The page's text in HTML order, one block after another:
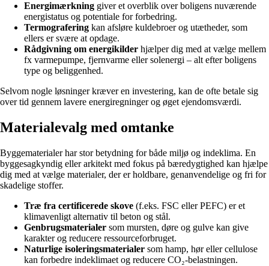
Energimærkning giver et overblik over boligens nuværende
energistatus og potentiale for forbedring.
Termografering kan afsløre kuldebroer og utætheder, som
ellers er svære at opdage.
Rådgivning om energikilder hjælper dig med at vælge mellem
fx varmepumpe, fjernvarme eller solenergi – alt efter boligens
type og beliggenhed.
Selvom nogle løsninger kræver en investering, kan de ofte betale sig
over tid gennem lavere energiregninger og øget ejendomsværdi.
Materialevalg med omtanke
Byggematerialer har stor betydning for både miljø og indeklima. En
byggesagkyndig eller arkitekt med fokus på bæredygtighed kan hjælpe
dig med at vælge materialer, der er holdbare, genanvendelige og fri for
skadelige stoffer.
Træ fra certificerede skove (f.eks. FSC eller PEFC) er et
klimavenligt alternativ til beton og stål.
Genbrugsmaterialer som mursten, døre og gulve kan give
karakter og reducere ressourceforbruget.
Naturlige isoleringsmaterialer som hamp, hør eller cellulose
kan forbedre indeklimaet og reducere CO₂-belastningen.